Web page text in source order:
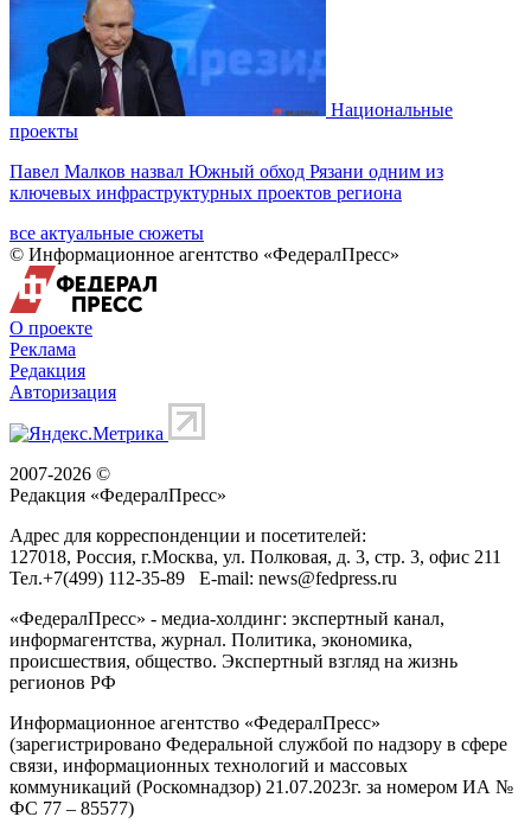
Национальные
проекты
Павел Малков назвал Южный обход Рязани одним из
ключевых инфраструктурных проектов региона
все актуальные сюжеты
© Информационное агентство «ФедералПресс»
О проекте
Реклама
Редакция
Авторизация
2007-2026 ©
Редакция «ФедералПресс»
Адрес для корреспонденции и посетителей:
127018, Россия, г.Москва, ул. Полковая, д. 3, стр. 3, офис 211
Тел.+7(499) 112-35-89 E-mail: news@fedpress.ru
«ФедералПресс» - медиа-холдинг: экспертный канал,
информагентства, журнал. Политика, экономика,
происшествия, общество. Экспертный взгляд на жизнь
регионов РФ
Информационное агентство «ФедералПресс»
(зарегистрировано Федеральной службой по надзору в сфере
связи, информационных технологий и массовых
коммуникаций (Роскомнадзор) 21.07.2023г. за номером ИА №
ФС 77 – 85577)